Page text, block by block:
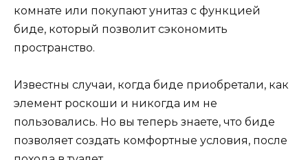
комнате или покупают унитаз с функцией
биде, который позволит сэкономить
пространство.
Известны случаи, когда биде приобретали, как
элемент роскоши и никогда им не
пользовались. Но вы теперь знаете, что биде
позволяет создать комфортные условия, после